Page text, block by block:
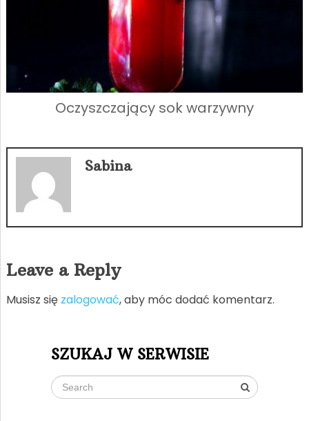
Oczyszczający sok warzywny
Sabina
Leave a Reply
Musisz się zalogować, aby móc dodać komentarz.
SZUKAJ W SERWISIE